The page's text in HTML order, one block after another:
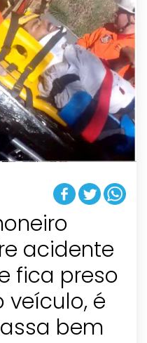
acidente
fica preso
veículo, é
bem